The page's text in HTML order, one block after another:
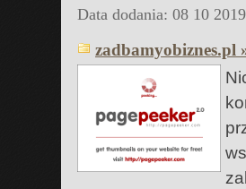
Data dodania: 08 10
zadbamyobiznes.pl